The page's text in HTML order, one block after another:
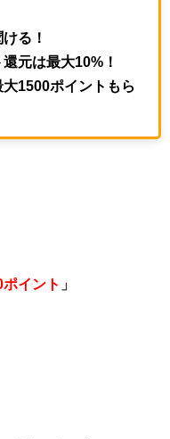
る！
元は最大10%！
大1500ポイントもら
ポイント 」